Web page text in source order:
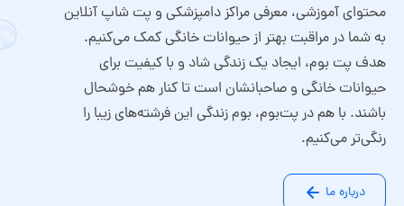
محتوای آموزشی، معرفی مراکز دامپزشکی و پت شاپ آنلاین
به شما در مراقبت بهتر از حیوانات خانگی کمک می‌کنیم.
هدف پت بوم، ایجاد یک زندگی شاد و با کیفیت برای
حیوانات خانگی و صاحبانشان است تا کنار هم خوشحال
باشند. با هم در پت‌بوم، بوم زندگی این فرشته‌های زیبا را
رنگی‌تر می‌کنیم.
درباره ما